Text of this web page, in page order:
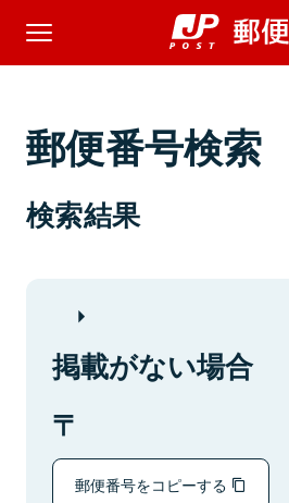
郵便番号検索
検索結果
掲載がない場合
郵便番号をコピーする